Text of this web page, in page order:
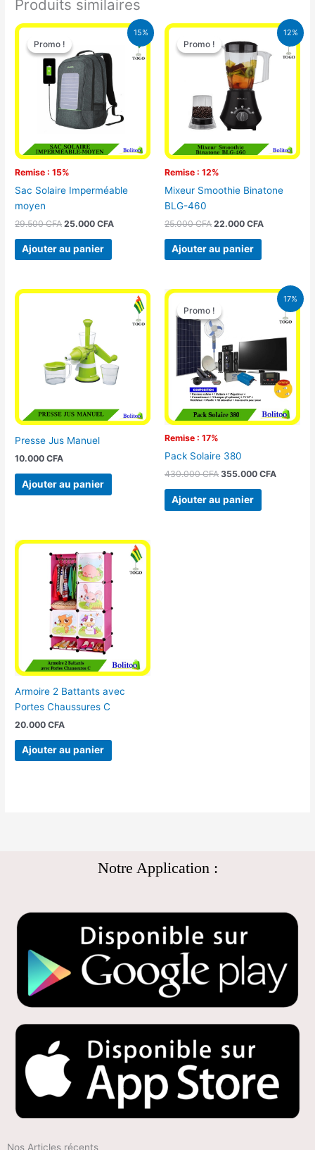
Produits similaires
15%
Promo !
Remise : 15%
Promo !
Sac Solaire Imperméable
moyen
29.500CFA
Le
prix
initial
était :
29.500 CFA.
25.000CFA
Le
prix
actuel
Ajouter au panier
12%
Promo !
Remise : 12%
Promo !
Mixeur Smoothie Binatone
BLG-460
25.000CFA
Le
prix
initial
était :
25.000 CFA.
22.000 CFA
Le
prix
actuel
est :
Ajouter au panier
Presse Jus Manuel
10.000CFA
Ajouter au panier
17%
Promo !
Remise : 17%
Promo !
Pack Solaire 380
430.000CFA
Le
initial
était :
430.000 CFA.
355.000 CFA
Le
prix
actuel
355.000
Ajouter au panier
Armoire 2 Battants avec
Portes Chaussures C
20.000CFA
Ajouter au panier
Notre Application :
Nos Articles récents